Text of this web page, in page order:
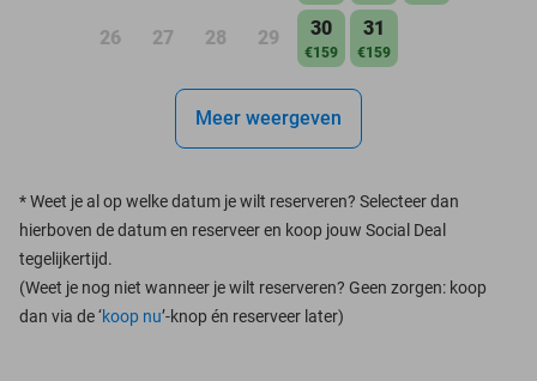
26 27 28 29 30
€159
31
€159
Meer weergeven
*Weet je al op welke datum je wilt reserveren? Selecteer dan
hierboven de datum en reserveer en koop jouw Social Deal
tegelijkertijd.
(Weet je nog niet wanneer je wilt reserveren? Geen zorgen: koop
dan via de ‘koop nu’-knop én reserveer later)